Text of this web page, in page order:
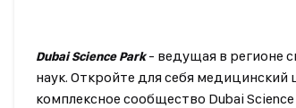
Dubai Science Park- ведущая в регионе
наук. Откройте для себя
комплексное сообщество Dubai